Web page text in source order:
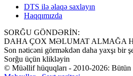
DTS ilə əlaqə saxlayın
Haqqımızda
SORĞU GÖNDƏRİN:
DAHA ÇOX MƏLUMAT ALMAĞA
Son nəticəni görməkdən daha yaxşı bir
Sorğu üçün klikləyin
© Müəllif hüquqları - 2010-2026: Bütün